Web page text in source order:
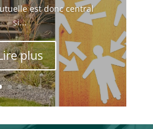
est donc central
si...
plus